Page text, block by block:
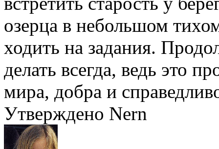
озерца в небольшом
ходить на задания.
делать всегда, ведь это
мира, добра и
Утверждено Nern